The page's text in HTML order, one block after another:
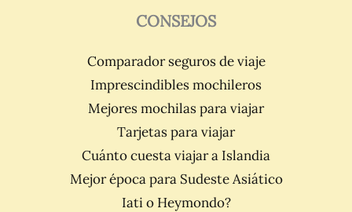
CONSEJOS
Comparador seguros de viaje
Imprescindibles mochileros
Mejores mochilas para viajar
Tarjetas para viajar
Cuánto cuesta viajar a Islandia
Mejor época para Sudeste Asiático
Iati o Heymondo?